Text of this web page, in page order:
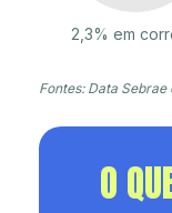
2,3% em
Fontes: Data Sebrae
O